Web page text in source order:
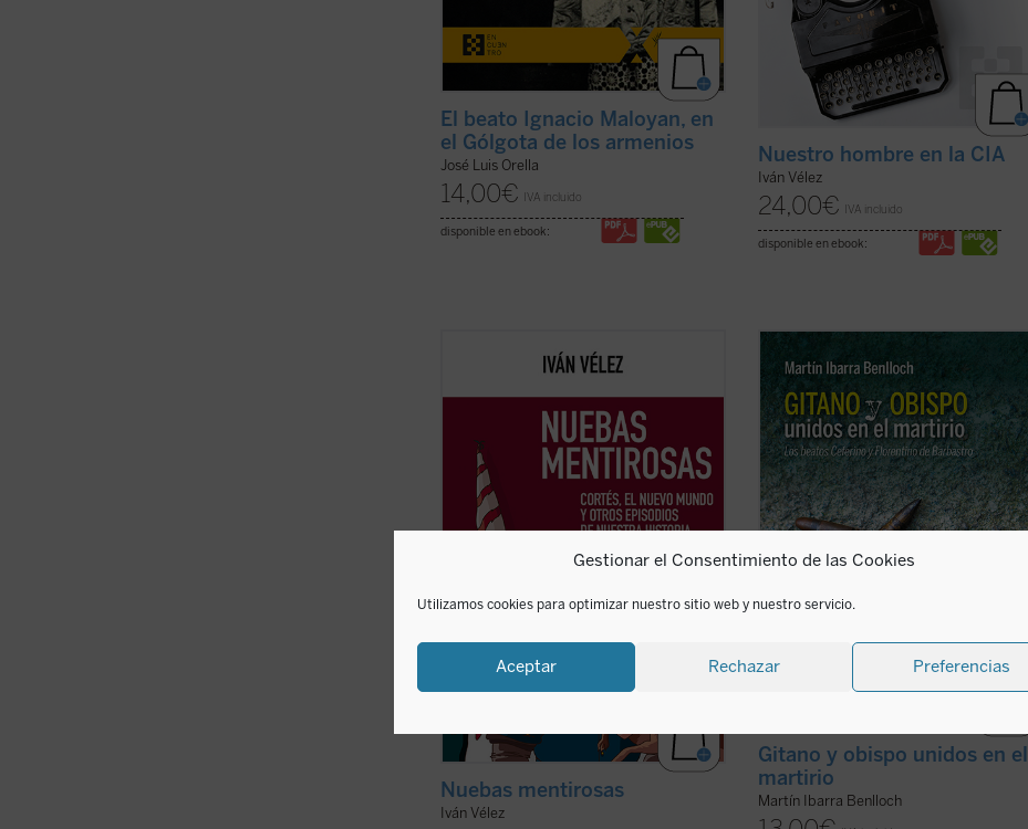
Gestionar el Consentimiento de las Cookies
Utilizamos cookies para optimizar nuestro sitio web y nuestro servicio.
Aceptar Rechazar Preferencias
El beato Ignacio Maloyan, en
el Gólgota de los armenios
José Luis Orella
14,00€ IVA incluido
disponible en ebook:
Nuestro hombre en la CIA
Iván Vélez
24,00€ IVA incluido
disponible en ebook:
¿Cómo es posible que después de más
dentro y fuera de España, al mejor estilo
goebbeliano, aquellas «falsas nuevas»
creadas y difundidas antaño por las
naciones entonces enemigas del Imperio
español? ...
(ver ficha)
Nuebas mentirosas
Iván Vélez
El martirio de un tratante gitano y un
Barbastro pone de relieve cómo la
persecución no distinguió personas. La
perseguida era la fe. La vida, pasión y
muerte de estos mártires narrada en
este libro son un ...(ver ficha)
Gitano y obispo unidos en el
martirio
Martín Ibarra Benlloch